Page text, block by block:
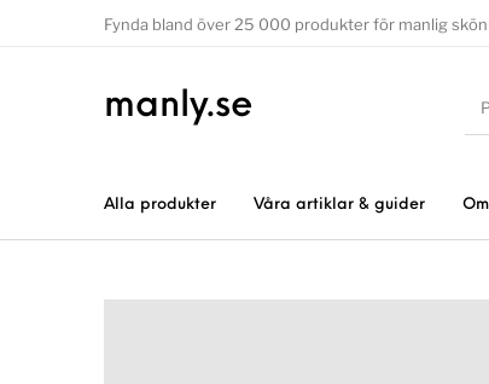
Fynda bland över 25 000 produkter för manlig
manly.se
Alla produkter Våra artiklar & guider